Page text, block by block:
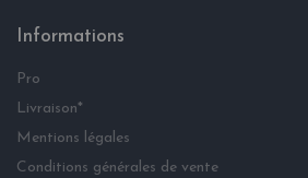
Informations
Pro
Livraison*
Mentions légales
Conditions générales de vente